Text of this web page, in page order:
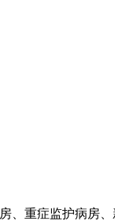
重症监护病房